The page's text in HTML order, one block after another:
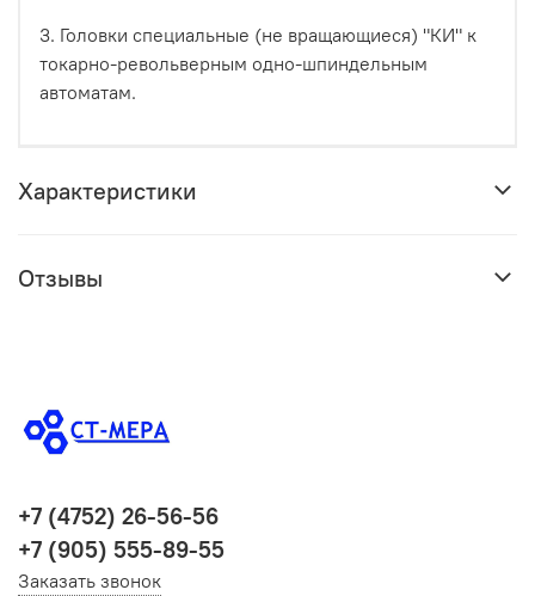
3. Головки специальные (не вращающиеся) "КИ" к
токарно-револьверным одно-шпиндельным
автоматам.
Характеристики
Отзывы
+7 (4752) 26-56-56
+7 (905) 555-89-55
Заказать звонок